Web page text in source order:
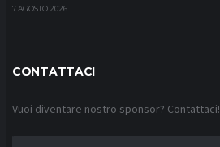
7 AGOSTO 2026
CONTATTACI
Vuoi diventare nostro sponsor? Contattaci!